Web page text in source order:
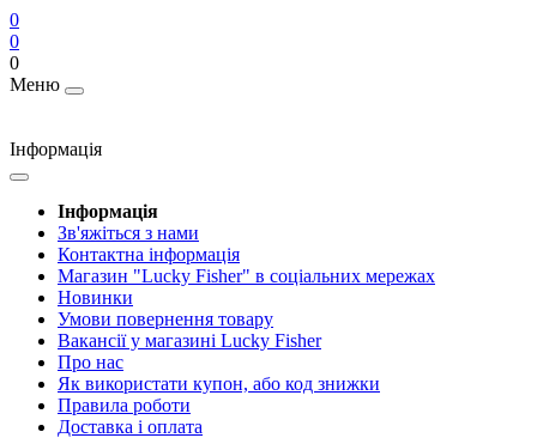
0
0
0
Меню
Інформація
Інформація
Зв'яжіться з нами
Контактна інформація
Магазин "Lucky Fisher" в соціальних мережах
Новинки
Умови повернення товару
Вакансії у магазині Lucky Fisher
Про нас
Як використати купон, або код знижки
Правила роботи
Доставка і оплата